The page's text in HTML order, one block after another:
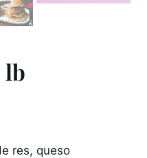
lb
res, queso